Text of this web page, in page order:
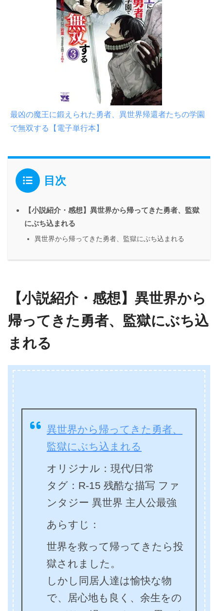
最凶の魔王に鍛えられた勇者、異世界帰還者たちの学園
で無双する【電子単行本】
目次
【小説紹介・感想】異世界から帰ってきた勇者、監獄
にぶち込まれる
異世界から帰ってきた勇者、監獄にぶち込まれる
【小説紹介・感想】異世界から
帰ってきた勇者、監獄にぶち込
まれる
異世界から帰ってきた勇者、
監獄にぶち込まれる
オリジナル：現代/日常
タグ：R-15 残酷な描写 ファ
ンタジー 異世界 主人公最強
あらすじ：
世界を救って帰ってきたら投
獄されました。
しかし同居人達は愉快な物
で、居心地も良く、余生をの